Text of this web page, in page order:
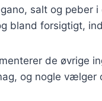
salt og peber i
bland forsigtigt,
de øvrige
og nogle vælger